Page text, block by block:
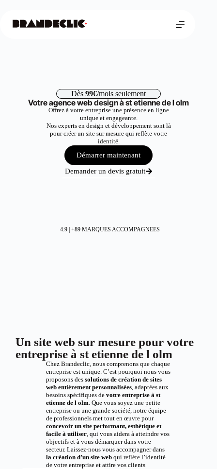
Dès 99€/mois seulement
Votre agence web design à st etienne de l olm
Offrez à votre entreprise une présence en ligne
unique et engageante.
Nos experts en design et développement sont là
pour créer un site sur mesure qui reflète votre
identité.
Démarrer maintenant
Demander un devis gratuit
4.9 | +89 MARQUES ACCOMPAGNEES
Un site web sur mesure pour votre
entreprise à st etienne de l olm
Chez Brandeclic, nous comprenons que chaque
entreprise est unique. C’est pourquoi nous vous
proposons des solutions de création de sites
web entièrement personnalisées, adaptées aux
besoins spécifiques de votre entreprise à st
etienne de l olm. Que vous soyez une petite
entreprise ou une grande société, notre équipe
de professionnels met tout en œuvre pour
concevoir un site performant, esthétique et
facile à utiliser, qui vous aidera à atteindre vos
objectifs et à vous démarquer dans votre
secteur. Laissez-nous vous accompagner dans
la création d’un site webqui reflète l’identité
de votre entreprise et attire vos clients